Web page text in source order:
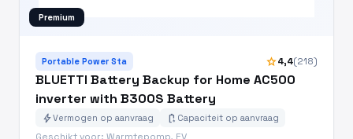
Premium
Portable Power Sta star4,4(218)
BLUETTI Battery Backup for Home AC500
inverter with B300S Battery
boltVermogen op aanvraag battery_charging_full Capaciteit op aanvraag